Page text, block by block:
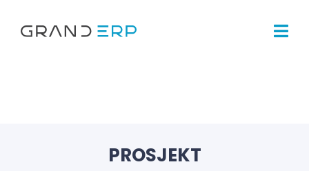
PROSJEKT